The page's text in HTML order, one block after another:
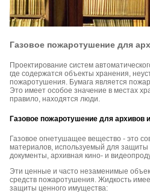
Газовое пожаротушение для
Проектирование систем
где содержатся объекты хранения,
пожаротушения. Бумага является
Это имеет особое значение в местах
правило, находятся люди.
Газовое пожаротушение для архивов
Газовое огнетушащее вещество - это
материалов, используемый для защиты
документы, архивная кино- и
Эти ценные и часто незаменимые
средств пожаротушения. Жидкость
защиты ценного имущества: